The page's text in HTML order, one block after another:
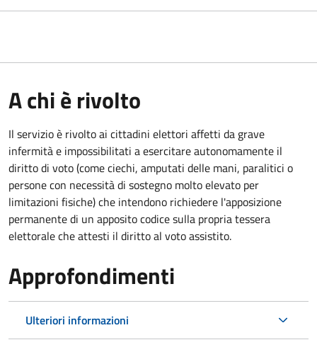
A chi è rivolto
Il servizio è rivolto ai cittadini elettori affetti da grave
infermità e impossibilitati a esercitare autonomamente il
diritto di voto (come ciechi, amputati delle mani, paralitici o
persone con necessità di sostegno molto elevato per
limitazioni fisiche) che intendono richiedere l'apposizione
permanente di un apposito codice sulla propria tessera
elettorale che attesti il diritto al voto assistito.
Approfondimenti
Ulteriori informazioni